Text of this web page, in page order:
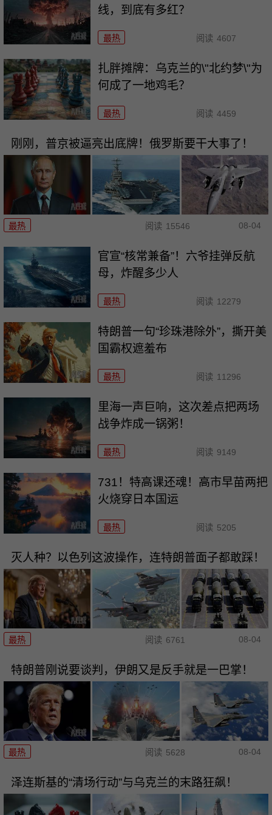
线，到底有多红？
最热 阅读 4607
扎胖摊牌：乌克兰的\"北约梦\"为
何成了一地鸡毛？
最热 阅读 4459
刚刚，普京被逼亮出底牌！俄罗斯要干大事了！
最热 阅读 15546 08-04
官宣“核常兼备”！六爷挂弹反航
母，炸醒多少人
最热 阅读 12279
特朗普一句“珍珠港除外”，撕开美
国霸权遮羞布
最热 阅读 11296
里海一声巨响，这次差点把两场
战争炸成一锅粥！
最热 阅读 9149
731！特高课还魂！高市早苗两把
火烧穿日本国运
最热 阅读 5205
灭人种？以色列这波操作，连特朗普面子都敢踩！
最热 阅读 6761 08-04
特朗普刚说要谈判，伊朗又是反手就是一巴掌！
最热 阅读 5628 08-04
泽连斯基的“清场行动”与乌克兰的末路狂飙！